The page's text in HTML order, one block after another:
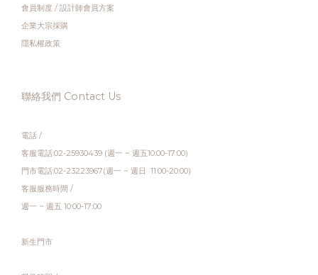
會員制度 / 設計師會員方案
企業大宗採購
隱私權政策
聯絡我們 Contact Us
電話 /
客服電話:02-25930439 (週一 ~ 週五10:00-17:00)
門市電話:02-23223967(週一 ~ 週日 11:00-20:00)
客服服務時間 /
週一 ~ 週五 10:00-17:00
新生門市